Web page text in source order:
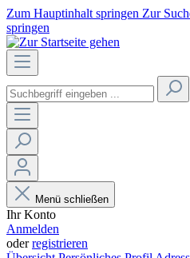
Zum Hauptinhalt springen Zur
springen
Menü schließen
Ihr Konto
Anmelden
oderregistrieren